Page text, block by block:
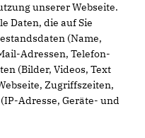
unserer Webseite.
Daten, die auf Sie
(Name,
Adressen, Telefon-
(Bilder, Videos, Text
Zugriffszeiten,
Adresse, Geräte- und